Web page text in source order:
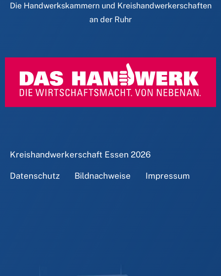
Die Handwerkskammern und Kreishandwerkerschaften
an der Ruhr
Kreishandwerkerschaft Essen 2026
Datenschutz Bildnachweise Impressum